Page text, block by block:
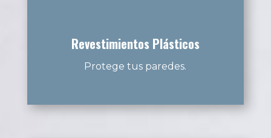
Revestimientos Plásticos
Protege tus paredes.